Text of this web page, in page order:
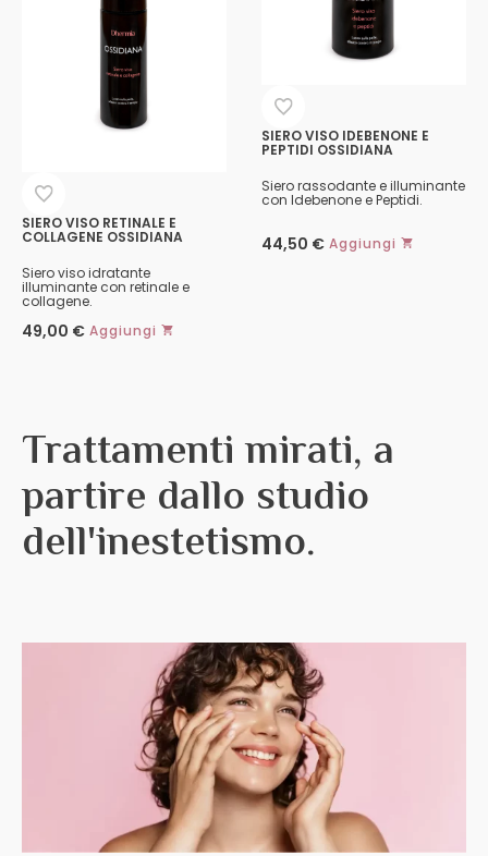
SIERO VISO RETINALE E
COLLAGENE OSSIDIANA
Siero viso idratante
illuminante con retinale e
collagene.
49,00 € Aggiungi
SIERO VISO IDEBENONE E
PEPTIDI OSSIDIANA
Siero rassodante e illuminante
con Idebenone e Peptidi.
44,50 € Aggiungi
Trattamenti mirati, a
partire dallo studio
dell'inestetismo.